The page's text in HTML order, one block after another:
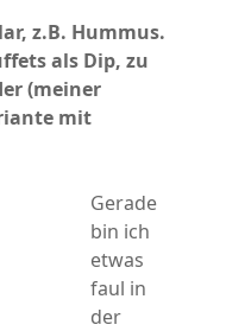
z.B. Hummus.
als Dip, zu
(meiner
mit
Gerade
bin ich
etwas
faul in
der